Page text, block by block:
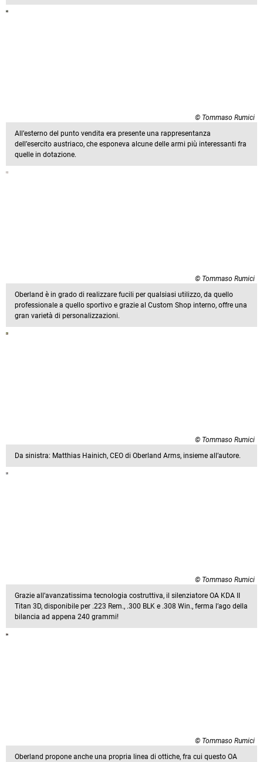
© Tommaso Rumici
All’esterno del punto vendita era presente una rappresentanza
dell’esercito austriaco, che esponeva alcune delle armi più interessanti fra
quelle in dotazione.
© Tommaso Rumici
Oberland è in grado di realizzare fucili per qualsiasi utilizzo, da quello
professionale a quello sportivo e grazie al Custom Shop interno, offre una
gran varietà di personalizzazioni.
© Tommaso Rumici
Da sinistra: Matthias Hainich, CEO di Oberland Arms, insieme all’autore.
© Tommaso Rumici
Grazie all’avanzatissima tecnologia costruttiva, il silenziatore OA KDA II
Titan 3D, disponibile per .223 Rem., .300 BLK e .308 Win., ferma l’ago della
bilancia ad appena 240 grammi!
© Tommaso Rumici
Oberland propone anche una propria linea di ottiche, fra cui questo OA